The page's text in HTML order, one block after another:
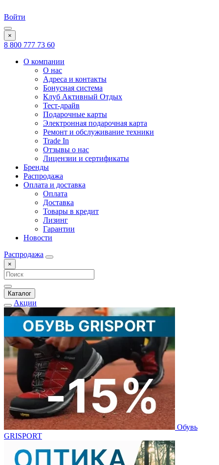
Войти
×
8 800 777 73 60
О компании
О нас
Адреса и контакты
Бонусная система
Клуб Активный Отдых
Тест-драйв
Подарочные карты
Электронная подарочная карта
Ремонт и обслуживание техники
Trade In
Отзывы о нас
Лицензии и сертификаты
Бренды
Распродажа
Оплата и доставка
Оплата
Доставка
Товары в кредит
Лизинг
Гарантии
Новости
Распродажа
×
Каталог
Акции
Обувь
GRISPORT